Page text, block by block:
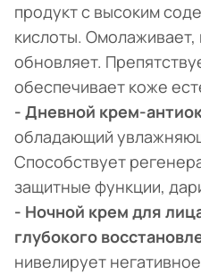
продукт с высоким
кислоты. Омолаживает,
обновляет.
обеспечивает коже
- Дневной крем-
обладающий
Способствует
защитные функции,
- Ночной крем для
глубокого
нивелирует